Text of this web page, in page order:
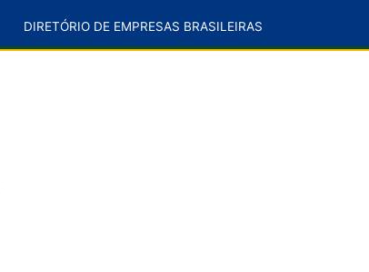
DIRETÓRIO DE EMPRESAS BRASILEIRAS